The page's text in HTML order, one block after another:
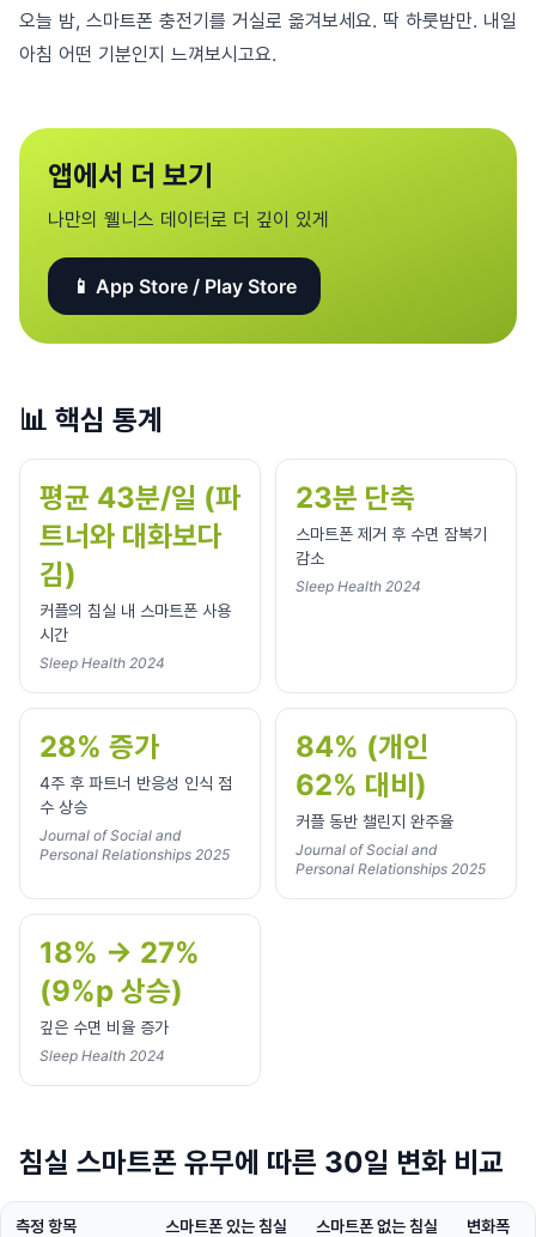
오늘 밤, 스마트폰 충전기를 거실로 옮겨보세요. 딱 하룻밤만. 내일
아침 어떤 기분인지 느껴보시고요.
앱에서 더 보기
나만의 웰니스 데이터로 더 깊이 있게
📱 App Store / Play Store
📊 핵심 통계
평균 43분/일 (파
트너와 대화보다
김)
커플의 침실 내 스마트폰 사용
시간
Sleep Health 2024
23분 단축
스마트폰 제거 후 수면 잠복기
감소
Sleep Health 2024
28% 증가
4주 후 파트너 반응성 인식 점
수 상승
Journal of Social and
Personal Relationships 2025
84% (개인
62% 대비)
커플 동반 챌린지 완주율
Journal of Social and
Personal Relationships 2025
18% → 27%
(9%p 상승)
깊은 수면 비율 증가
Sleep Health 2024
침실 스마트폰 유무에 따른 30일 변화 비교
측정 항목 스마트폰 있는 침실 스마트폰 없는 침실 변화폭